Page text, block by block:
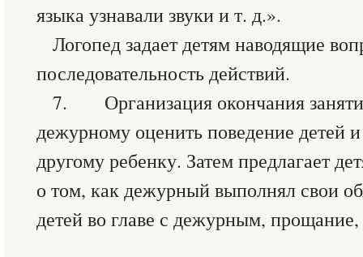
языка узнавали звуки и т. д.».
Логопед задает детям наводящие
последовательность действий.
7. Организация окончания
дежурному оценить поведение детей
другому ребенку. Затем предлагает
о том, как дежурный выполнял свои
детей во главе с дежурным, прощание,